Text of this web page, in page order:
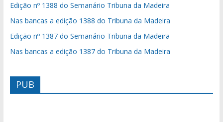
Edição nº 1388 do Semanário Tribuna da Madeira
Nas bancas a edição 1388 do Tribuna da Madeira
Edição nº 1387 do Semanário Tribuna da Madeira
Nas bancas a edição 1387 do Tribuna da Madeira
PUB